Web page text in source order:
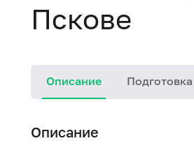
Пскове
Описание
Описание